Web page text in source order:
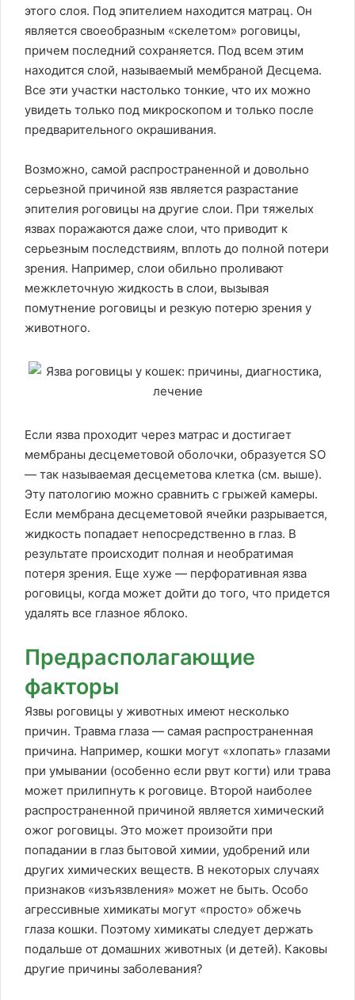
этого слоя. Под эпителием находится матрац. Он
является своеобразным «скелетом» роговицы,
причем последний сохраняется. Под всем этим
находится слой, называемый мембраной Десцема.
Все эти участки настолько тонкие, что их можно
увидеть только под микроскопом и только после
предварительного окрашивания.
Возможно, самой распространенной и довольно
серьезной причиной язв является разрастание
эпителия роговицы на другие слои. При тяжелых
язвах поражаются даже слои, что приводит к
серьезным последствиям, вплоть до полной потери
зрения. Например, слои обильно проливают
межклеточную жидкость в слои, вызывая
помутнение роговицы и резкую потерю зрения у
животного.
Если язва проходит через матрас и достигает
мембраны десцеметовой оболочки, образуется SO
— так называемая десцеметова клетка (см. выше).
Эту патологию можно сравнить с грыжей камеры.
Если мембрана десцеметовой ячейки разрывается,
жидкость попадает непосредственно в глаз. В
результате происходит полная и необратимая
потеря зрения. Еще хуже — перфоративная язва
роговицы, когда может дойти до того, что придется
удалять все глазное яблоко.
Предрасполагающие
факторы
Язвы роговицы у животных имеют несколько
причин. Травма глаза — самая распространенная
причина. Например, кошки могут «хлопать» глазами
при умывании (особенно если рвут когти) или трава
может прилипнуть к роговице. Второй наиболее
распространенной причиной является химический
ожог роговицы. Это может произойти при
попадании в глаз бытовой химии, удобрений или
других химических веществ. В некоторых случаях
признаков «изъязвления» может не быть. Особо
агрессивные химикаты могут «просто» обжечь
глаза кошки. Поэтому химикаты следует держать
подальше от домашних животных (и детей). Каковы
другие причины заболевания?